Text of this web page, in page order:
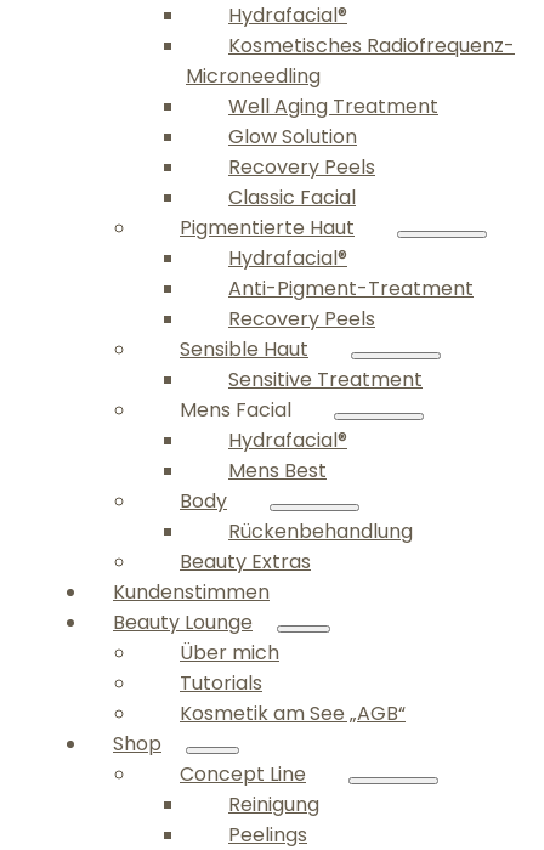
Hydrafacial®
Kosmetisches Radiofrequenz-
Microneedling
Well Aging Treatment
Glow Solution
Recovery Peels
Classic Facial
Pigmentierte Haut
Hydrafacial®
Anti-Pigment-Treatment
Recovery Peels
Sensible Haut
Sensitive Treatment
Mens Facial
Hydrafacial®
Mens Best
Body
Rückenbehandlung
Beauty Extras
Kundenstimmen
Beauty Lounge
Über mich
Tutorials
Kosmetik am See „AGB“
Shop
Concept Line
Reinigung
Peelings